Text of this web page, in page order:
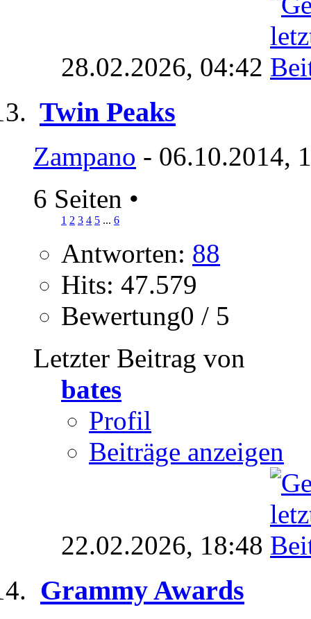
28.02.2026, 04:42
Twin Peaks
Zampano - 06.10.2014,
6 Seiten •
1 2 3 4 5 ... 6
Antworten: 88
Hits: 47.579
Bewertung0 / 5
Letzter Beitrag von
bates
Profil
Beiträge anzeigen
22.02.2026, 18:48
Grammy Awards